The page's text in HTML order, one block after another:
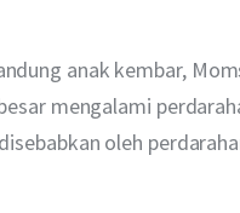
anak kembar,
mengalami
oleh